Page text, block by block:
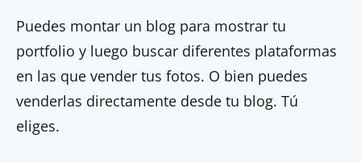
Puedes montar un blog para mostrar tu
portfolio y luego buscar diferentes plataformas
en las que vender tus fotos. O bien puedes
venderlas directamente desde tu blog. Tú
eliges.